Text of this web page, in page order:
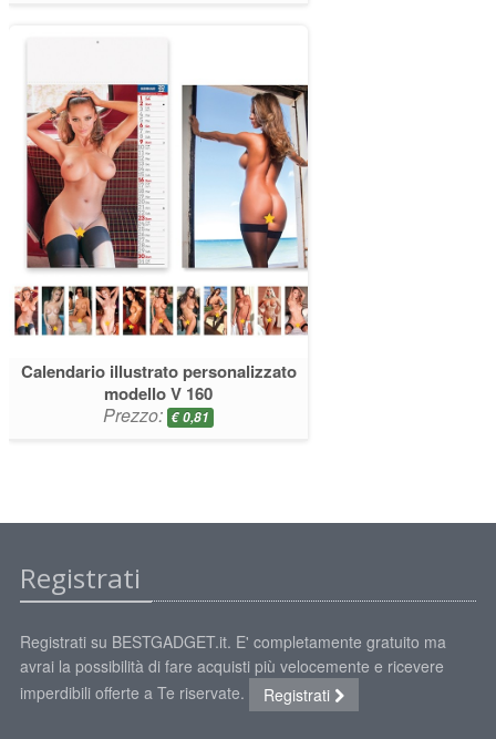
Calendario illustrato personalizzato
modello V 160
Prezzo: €0,81
Registrati
Registrati su BESTGADGET.it. E' completamente gratuito ma
avrai la possibilità di fare acquisti più velocemente e ricevere
imperdibili offerte a Te riservate.
Registrati